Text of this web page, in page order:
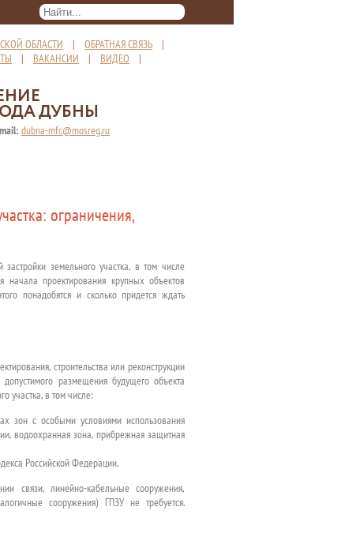
ОБЛАСТИ | ОБРАТНАЯ СВЯЗЬ |
| ВАКАНСИИ | ВИДЕО |
ДУБНЫ
dubna-mfc@mosreg.ru
ограничения,
земельного участка, в том числе
проектирования крупных объектов
понадобятся и сколько придется ждать
строительства или реконструкции
размещения будущего объекта
участка, в том числе:
зон с особыми условиями использования
водоохранная зона, прибрежная защитная
Российской Федерации.
связи, линейно-кабельные сооружения,
сооружения) ГПЗУ не требуется.